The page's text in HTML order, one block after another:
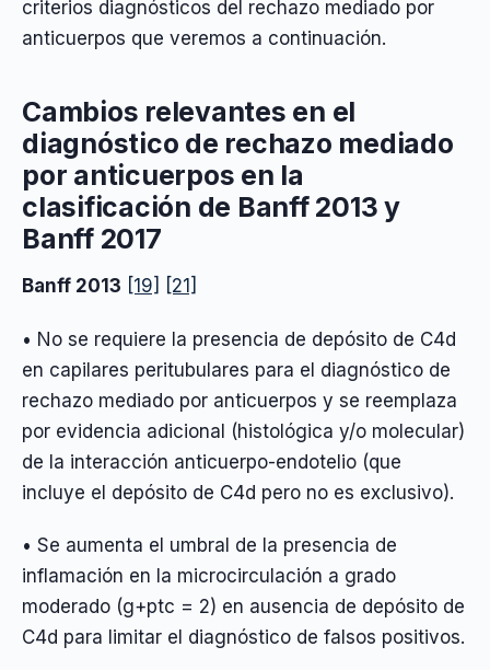
criterios diagnósticos del rechazo mediado por
anticuerpos que veremos a continuación.
Cambios relevantes en el
diagnóstico de rechazo mediado
por anticuerpos en la
clasificación de Banff 2013 y
Banff 2017
Banff 2013 [19] [21]
• No se requiere la presencia de depósito de C4d
en capilares peritubulares para el diagnóstico de
rechazo mediado por anticuerpos y se reemplaza
por evidencia adicional (histológica y/o molecular)
de la interacción anticuerpo-endotelio (que
incluye el depósito de C4d pero no es exclusivo).
• Se aumenta el umbral de la presencia de
inflamación en la microcirculación a grado
moderado (g+ptc = 2) en ausencia de depósito de
C4d para limitar el diagnóstico de falsos positivos.